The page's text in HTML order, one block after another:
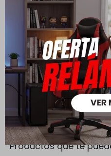
Todas las compras realizadas
su cambio.
Medios de pago
Productos que te